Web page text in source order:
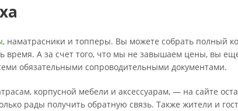
, наматрасники и топперы. Вы можете собрать полный
время. А за счет того, что мы не завышаем цены, вы
обязательными сопроводительными документами.
корпусной мебели и аксессуарам, — на сайте
рады получить обратную связь. Также жители и